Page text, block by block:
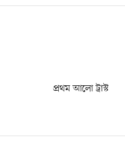
প্রথম আলো ট্রাস্ট